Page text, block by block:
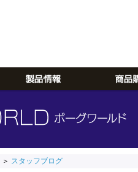
＞ スタッフブログ